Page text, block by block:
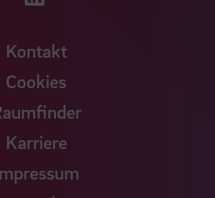
Kontakt
Cookies
Karriere